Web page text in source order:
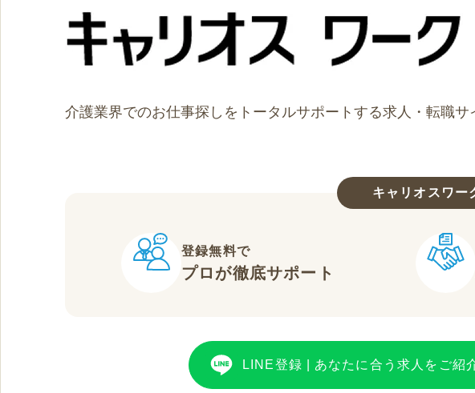
介護業界でのお仕事探しをトータルサポートする求人・転職サ
キャリオスワー
登録無料で
プロが徹底サポート
LINE登録 あなたに合う求人をご紹